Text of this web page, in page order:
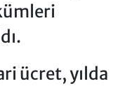
ücret, yılda